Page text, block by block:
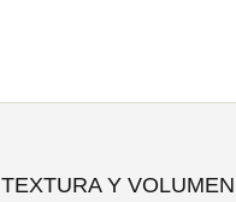
TEXTURA Y VOLUMEN